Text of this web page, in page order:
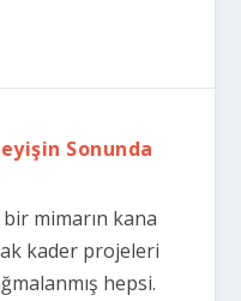
Sonunda
mimarın kana
kader projeleri
hepsi.